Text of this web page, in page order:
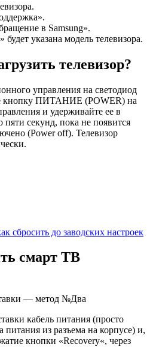
в Samsung».
указана модель телевизора.
телевизор?
управления на светодиод
кнопку ПИТАНИЕ (POWER) на
и удерживайте ее в
секунд, пока не появится
(Power off). Телевизор
сбросить до заводских настроек
смарт ТВ
— метод №Два
кабель питания (просто
питания из разъема на корпусе) и,
кнопки «Recovery«, через